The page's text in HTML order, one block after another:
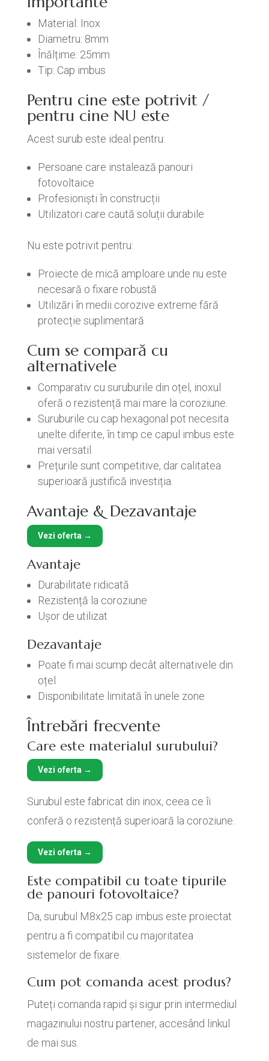
Material: Inox
Diametru: 8mm
Înălțime: 25mm
Tip: Cap imbus
Pentru cine este potrivit /
pentru cine NU este
Acest surub este ideal pentru:
Persoane care instalează panouri
fotovoltaice
Profesioniști în construcții
Utilizatori care caută soluții durabile
Nu este potrivit pentru:
Proiecte de mică amploare unde nu este
necesară o fixare robustă
Utilizări în medii corozive extreme fără
protecție suplimentară
Cum se compară cu
alternativele
Comparativ cu suruburile din oțel, inoxul
oferă o rezistență mai mare la coroziune.
Suruburile cu cap hexagonal pot necesita
unelte diferite, în timp ce capul imbus este
mai versatil.
Prețurile sunt competitive, dar calitatea
superioară justifică investiția.
Avantaje & Dezavantaje
Vezi oferta →
Avantaje
Durabilitate ridicată
Rezistență la coroziune
Ușor de utilizat
Dezavantaje
Poate fi mai scump decât alternativele din
oțel
Disponibilitate limitată în unele zone
Întrebări frecvente
Care este materialul surubului?
Vezi oferta →
Surubul este fabricat din inox, ceea ce îi
conferă o rezistență superioară la coroziune.
Vezi oferta →
Este compatibil cu toate tipurile
de panouri fotovoltaice?
Da, surubul M8x25 cap imbus este proiectat
pentru a fi compatibil cu majoritatea
sistemelor de fixare.
Cum pot comanda acest produs?
Puteți comanda rapid și sigur prin intermediul
magazinului nostru partener, accesând linkul
de mai sus.